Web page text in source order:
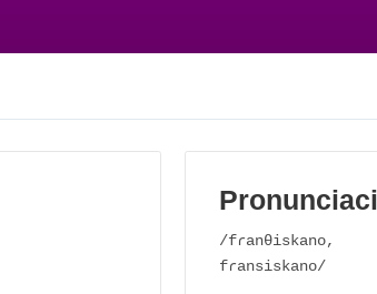
/fɾanθiskano,
fɾansiskano/